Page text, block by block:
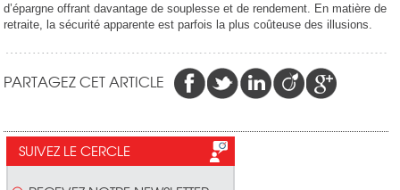
d’épargne offrant davantage de souplesse et de rendement. En matière de
retraite, la sécurité apparente est parfois la plus coûteuse des illusions.
PARTAGEZ CET ARTICLE
SUIVEZ LE CERCLE